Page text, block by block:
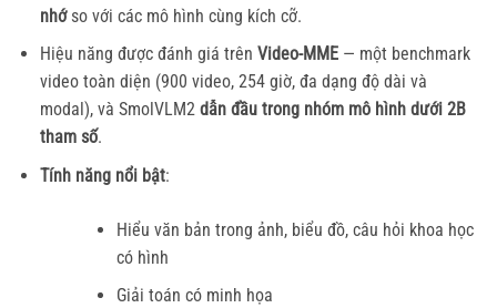
nhớso với các mô hình cùng kích cỡ.
Hiệu năng được đánh giá trên Video-MME— một benchmark
video toàn diện (900 video, 254 giờ, đa dạng độ dài và
modal), và SmolVLM2 dẫn đầu trong nhóm mô hình dưới 2B
tham số.
Tính năng nổi bật:
Hiểu văn bản trong ảnh, biểu đồ, câu hỏi khoa học
có hình
Giải toán có minh họa